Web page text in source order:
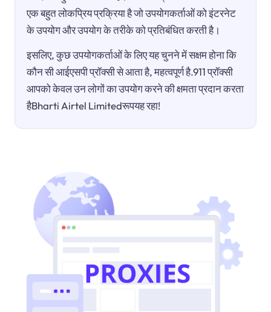
एक बहुत लोकप्रिय प्रक्रिया है जो उपयोगकर्ताओं को इंटरनेट
के उपयोग और उपयोग के तरीके को प्रतिबंधित करती है।
इसलिए, कुछ उपयोगकर्ताओं के लिए यह चुनने में सक्षम होना कि
कौन सी आईएसपी प्रॉक्सी से आता है, महत्वपूर्ण है.911 प्रॉक्सी
आपको केवल उन लोगों का उपयोग करने की क्षमता प्रदान करता
हैBharti Airtel Limitedरूपयह रहा!